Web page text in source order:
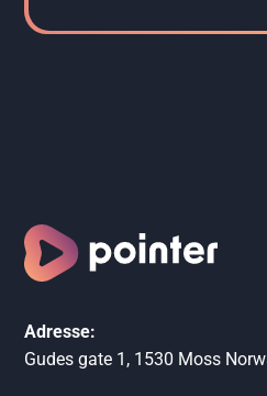
Adresse:
Gudes gate 1, 1530 Moss